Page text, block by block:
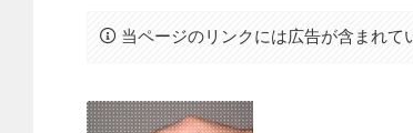
当ページのリンクには広告が含まれて